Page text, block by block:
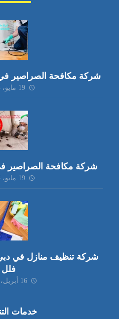
شركة مكافحة الصراصير في ابوظبي
19 مايو، 2025
شركة مكافحة الصراصير في العين
19 مايو، 2025
فلل
16 أبريل، 2025
خدمات